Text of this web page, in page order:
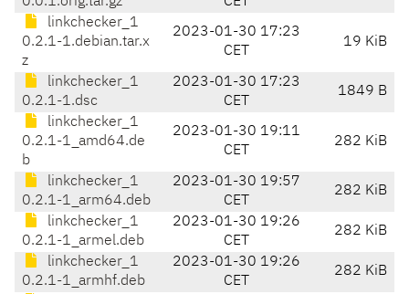
linkchecker_1
0.2.1-1.debian.tar.x
z
2023-01-30 17:23
CET
19 KiB
linkchecker_1
0.2.1-1.dsc
2023-01-30 17:23
CET
1849 B
linkchecker_1
0.2.1-1_amd64.de
b
2023-01-30 19:11
CET
282 KiB
linkchecker_1
0.2.1-1_arm64.deb
2023-01-30 19:57
CET
282 KiB
linkchecker_1
0.2.1-1_armel.deb
2023-01-30 19:26
CET
282 KiB
linkchecker_1
0.2.1-1_armhf.deb
2023-01-30 19:26
CET
282 KiB